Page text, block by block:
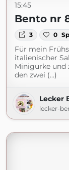
15:45
Bento nr
3 0
Für mein
italienischer
Minigurke und
den zwei (...)
Lecker
lecker-